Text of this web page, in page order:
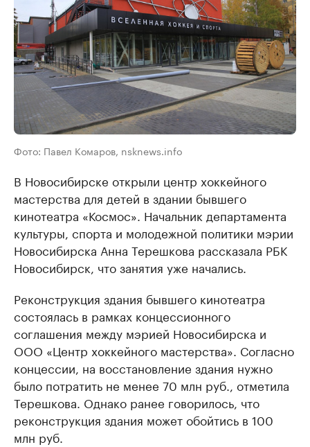
Фото: Павел Комаров, nsknews.info
В Новосибирске открыли центр хоккейного
мастерства для детей в здании бывшего
кинотеатра «Космос». Начальник департамента
культуры, спорта и молодежной политики мэрии
Новосибирска Анна Терешкова рассказала РБК
Новосибирск, что занятия уже начались.
Реконструкция здания бывшего кинотеатра
состоялась в рамках концессионного
соглашения между мэрией Новосибирска и
ООО «Центр хоккейного мастерства». Согласно
концессии, на восстановление здания нужно
было потратить не менее 70 млн руб., отметила
Терешкова. Однако ранее говорилось, что
реконструкция здания может обойтись в 100
млн руб.